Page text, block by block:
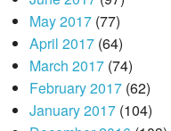
May 2017(77)
April 2017(64)
March 2017(74)
February 2017(62)
January 2017(104)